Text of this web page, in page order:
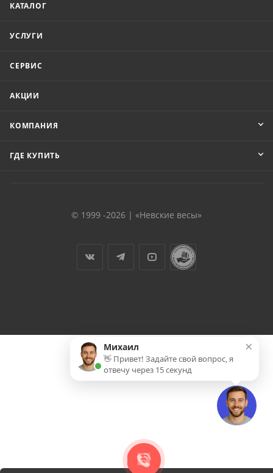
КАТАЛОГ
УСЛУГИ
СЕРВИС
АКЦИИ
КОМПАНИЯ
ГДЕ КУПИТЬ
© 1999 -2026 | «Невские весы»
×
Михаил
👋 Привет! Задайте свой вопрос, я
отвечу через 15 секунд